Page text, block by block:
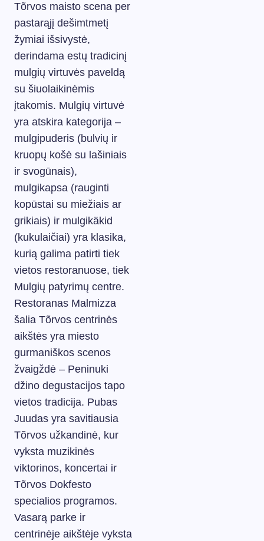
Tõrvos maisto scena per
pastarąjį dešimtmetį
žymiai išsivystė,
derindama estų tradicinį
mulgių virtuvės paveldą
su šiuolaikinėmis
įtakomis. Mulgių virtuvė
yra atskira kategorija –
mulgipuderis (bulvių ir
kruopų košė su lašiniais
ir svogūnais),
mulgikapsa (rauginti
kopūstai su miežiais ar
grikiais) ir mulgikäkid
(kukulaičiai) yra klasika,
kurią galima patirti tiek
vietos restoranuose, tiek
Mulgių patyrimų centre.
Restoranas Malmizza
šalia Tõrvos centrinės
aikštės yra miesto
gurmaniškos scenos
žvaigždė – Peninuki
džino degustacijos tapo
vietos tradicija. Pubas
Juudas yra savitiausia
Tõrvos užkandinė, kur
vyksta muzikinės
viktorinos, koncertai ir
Tõrvos Dokfesto
specialios programos.
Vasarą parke ir
centrinėje aikštėje vyksta